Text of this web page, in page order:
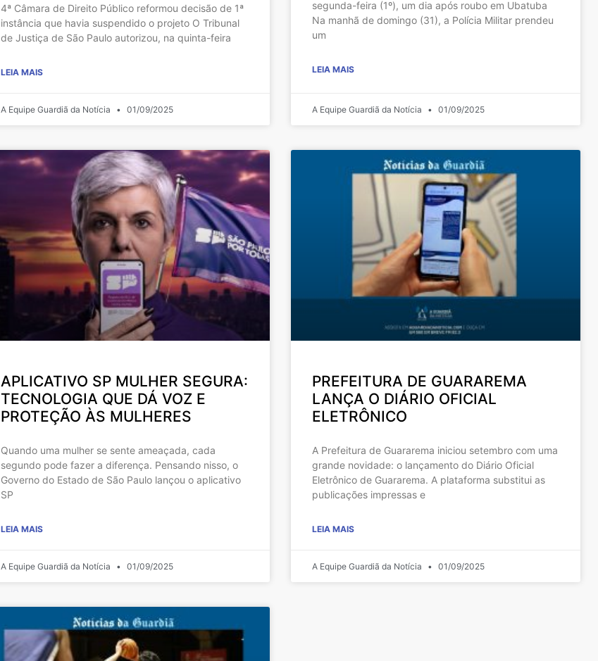
4ª Câmara de Direito Público reformou decisão de 1ª
instância que havia suspendido o projeto O Tribunal
de Justiça de São Paulo autorizou, na quinta-feira
LEIA MAIS
A Equipe Guardiã da Notícia 01/09/2025
segunda-feira (1º), um dia após roubo em Ubatuba
Na manhã de domingo (31), a Polícia Militar prendeu
um
LEIA MAIS
A Equipe Guardiã da Notícia 01/09/2025
APLICATIVO SP MULHER SEGURA:
TECNOLOGIA QUE DÁ VOZ E
PROTEÇÃO ÀS MULHERES
Quando uma mulher se sente ameaçada, cada
segundo pode fazer a diferença. Pensando nisso, o
Governo do Estado de São Paulo lançou o aplicativo
SP
LEIA MAIS
A Equipe Guardiã da Notícia 01/09/2025
PREFEITURA DE GUARAREMA
LANÇA O DIÁRIO OFICIAL
ELETRÔNICO
A Prefeitura de Guararema iniciou setembro com uma
grande novidade: o lançamento do Diário Oficial
Eletrônico de Guararema. A plataforma substitui as
publicações impressas e
LEIA MAIS
A Equipe Guardiã da Notícia 01/09/2025